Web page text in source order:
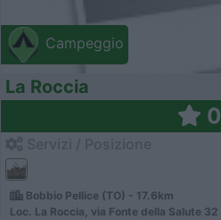
Campeggio
La Roccia
0
Bobbio Pellice (TO) - 17.6km
Loc. La Roccia, via Fonte della Salute 32